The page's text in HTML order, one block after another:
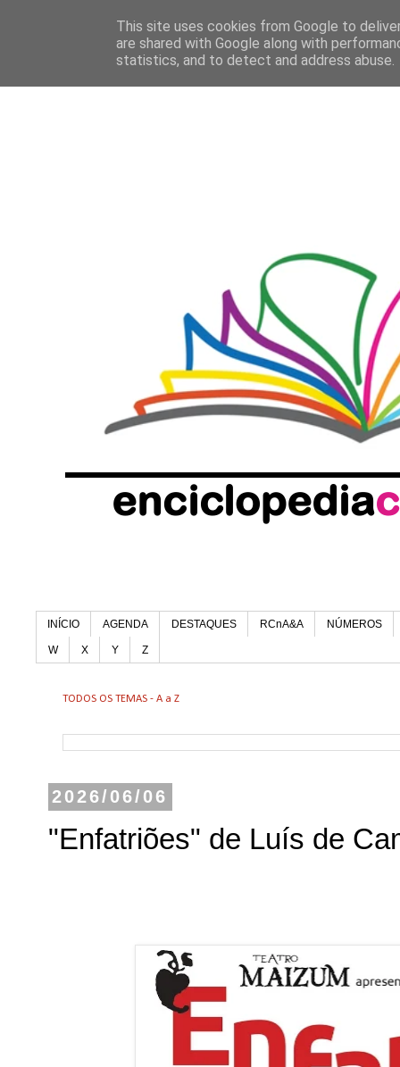
INÍCIO AGENDA DESTAQUES RCnA&A NÚMEROS
W X Y Z
TODOS OS TEMAS - A a Z
2026/06/06
"Enfatriões" de Luís de
This site uses cookies from Google to
are shared with Google along with
statistics, and to detect and address abuse.